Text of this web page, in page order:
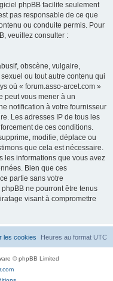
phpBB facilite seulement
pas responsable de ce que
ou conduite permis. Pour
veuillez consulter :
obscène, vulgaire,
ou tout autre contenu qui
où « forum.asso-arcet.com »
peut vous mener à un
notification à votre fournisseur
Les adresses IP de tous les
de ces conditions.
modifie, déplace ou
que cela est nécessaire.
les informations que vous avez
Bien que ces
partie sans votre
ne pourront être tenus
visant à compromettre
Heures au format UTC
les cookies
© phpBB Limited